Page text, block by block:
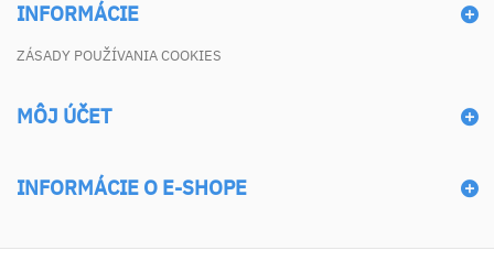
INFORMÁCIE
ZÁSADY POUŽÍVANIA COOKIES
MÔJ ÚČET
INFORMÁCIE O E-SHOPE